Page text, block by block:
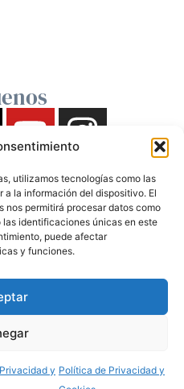
utilizamos tecnologías como las
la información del dispositivo. El
permitirá procesar datos como
identificaciones únicas en este
puede afectar
y funciones.
y Política de Privacidad y